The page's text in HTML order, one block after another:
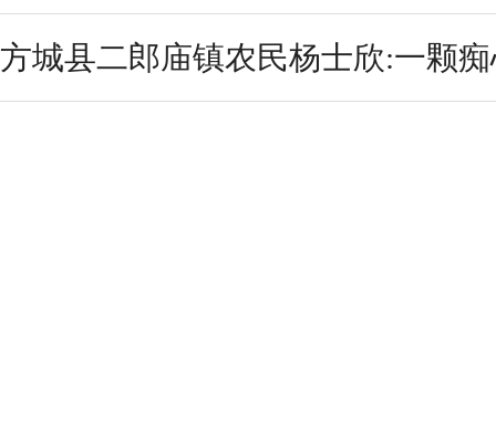
方城县二郎庙镇农民杨士欣:一颗